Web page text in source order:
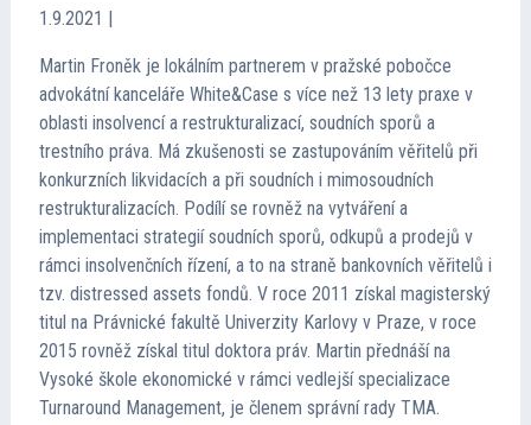
O TMA
Členství
Spolupráce
Kontakt
Cena TMA
Průvodce insolvencí
1.9.2021 |
Martin Froněk je lokálním partnerem v pražské pobočce
advokátní kanceláře White&Case s více než 13 lety praxe v
oblasti insolvencí a restrukturalizací, soudních sporů a
trestního práva. Má zkušenosti se zastupováním věřitelů při
konkurzních likvidacích a při soudních i mimosoudních
restrukturalizacích. Podílí se rovněž na vytváření a
implementaci strategií soudních sporů, odkupů a prodejů v
rámci insolvenčních řízení, a to na straně bankovních věřitelů i
tzv. distressed assets fondů. V roce 2011 získal magisterský
titul na Právnické fakultě Univerzity Karlovy v Praze, v roce
2015 rovněž získal titul doktora práv. Martin přednáší na
Vysoké škole ekonomické v rámci vedlejší specializace
Turnaround Management, je členem správní rady TMA.